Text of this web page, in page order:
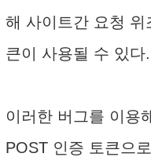
해 사이트간 요청 위
큰이 사용될 수 있다.
이러한 버그를 이용
POST 인증 토큰으